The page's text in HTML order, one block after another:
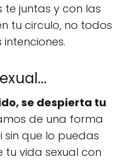
juntas y con las
tu circulo, no todos
se despierta tu
de una forma
que lo puedas
tu vida sexual con